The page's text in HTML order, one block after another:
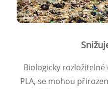
Biologicky
PLA, se mohou